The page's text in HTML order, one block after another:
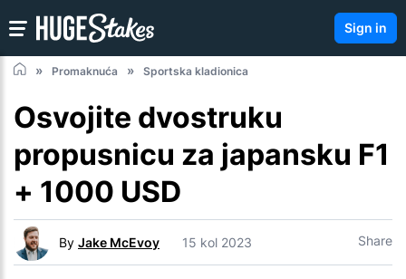
Sign in
Promaknuća Sportska kladionica
Osvojite dvostruku
propusnicu za japansku F1
+ 1000 USD
By Jake McEvoy 15 kol 2023 Share